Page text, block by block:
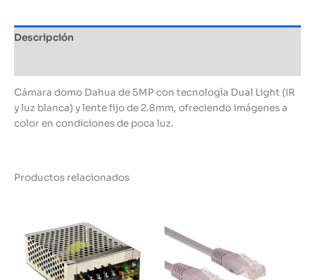
Descripción
Cámara domo Dahua de 5MP con tecnología Dual Light (IR
y luz blanca) y lente fijo de 2.8mm, ofreciendo imágenes a
color en condiciones de poca luz.
Productos relacionados